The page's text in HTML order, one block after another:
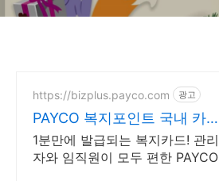
https://bizplus.payco.com 광고
PAYCO 복지포인트 국내 카드
가맹점 어디서나
1분만에 발급되는 복지카드! 관리
자와 임직원이 모두 편한 PAYCO